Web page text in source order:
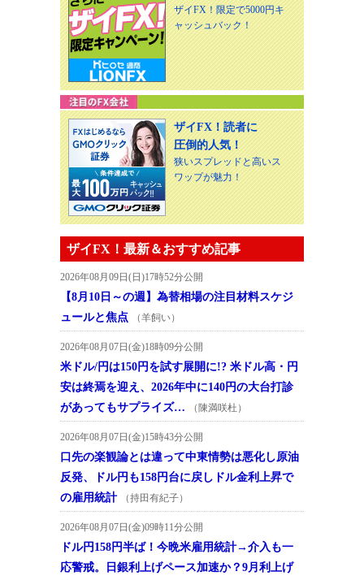
ザイFX！限定で5000円キ
ャッシュバック！
ザイFX！読者に
圧倒的人気！
狭いスプレッドと高いス
ワップが魅力！
ザイFX！最新＆おすすめ記事
2026年08月09日(日)17時52分公開
【8月10日～の週】為替相場の注目材料スケジ
ュールと焦点
（羊飼い）
2026年08月07日(金)18時09分公開
米ドル/円は150円を試す展開に!? 米ドル高・円
安は終焉を迎え、2026年中に140円の大台打診
があってもサプライズ…
（陳満咲杜）
2026年08月07日(金)15時43分公開
口先の楽観論とは違って中東情勢は悪化し原油
反発、ドル円も158円台に戻しドル金利上昇で
の雇用統計
（持田有紀子）
2026年08月07日(金)09時11分公開
ドル円158円半ば！今晩米雇用統計→介入も一
応警戒。日銀利上げペース加速か？9月利上げ